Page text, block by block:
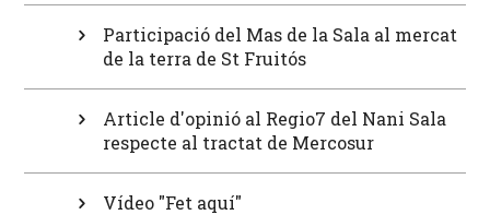
Participació del Mas de la Sala al mercat
de la terra de St Fruitós
Article d'opinió al Regio7 del Nani Sala
respecte al tractat de Mercosur
Vídeo "Fet aquí"